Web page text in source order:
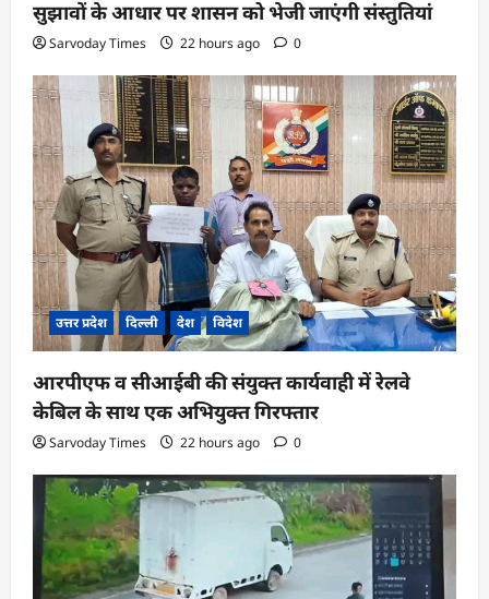
सुझावों के आधार पर शासन को भेजी जाएंगी संस्तुतियां
Sarvoday Times 22 hours ago 0
उत्तर प्रदेश दिल्ली देश विदेश
आरपीएफ व सीआईबी की संयुक्त कार्यवाही में रेलवे
केबिल के साथ एक अभियुक्त गिरफ्तार
Sarvoday Times 22 hours ago 0